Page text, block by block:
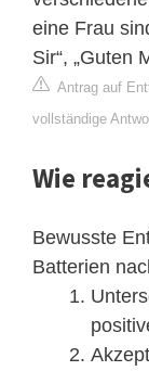
eine Frau
Sir“, „Guten
Antrag auf
vollständige
Wie
Bewusste
Batterien